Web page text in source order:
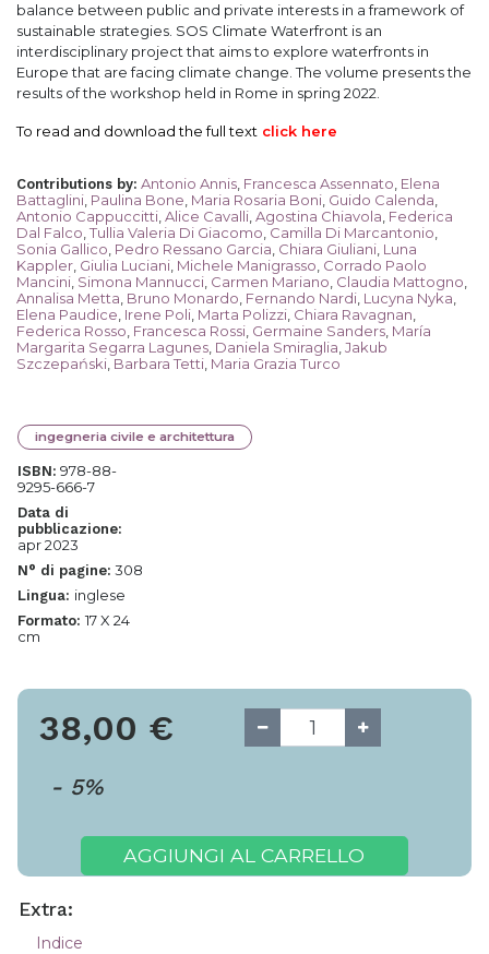
balance between public and private interests in a framework of
sustainable strategies. SOS Climate Waterfront is an
interdisciplinary project that aims to explore waterfronts in
Europe that are facing climate change. The volume presents the
results of the workshop held in Rome in spring 2022.
To read and download the full text click here
Contributions by: Antonio Annis Francesca Assennato Elena
Battaglini Paulina Bone Maria Rosaria Boni Guido Calenda
Antonio Cappuccitti Alice Cavalli Agostina Chiavola Federica
Dal Falco Tullia Valeria Di Giacomo Camilla Di Marcantonio
Sonia Gallico Pedro Ressano Garcia Chiara Giuliani Luna
Kappler Giulia Luciani Michele Manigrasso Corrado Paolo
Mancini Simona Mannucci Carmen Mariano Claudia Mattogno
Annalisa Metta Bruno Monardo Fernando Nardi Lucyna Nyka
Elena Paudice Irene Poli Marta Polizzi Chiara Ravagnan
Federica Rosso Francesca Rossi Germaine Sanders María
Margarita Segarra Lagunes Daniela Smiraglia Jakub
Szczepański Barbara Tetti Maria Grazia Turco
ingegneria civile e architettura
ISBN: 978-88-
9295-666-7
Data di
pubblicazione:
apr 2023
N° di pagine: 308
Lingua: inglese
Formato: 17 X 24
cm
38,00 €
- 5%
AGGIUNGI AL CARRELLO
Extra:
Indice